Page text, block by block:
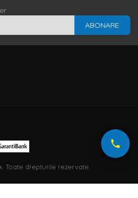
ABONARE
Toate drepturile rezervate.